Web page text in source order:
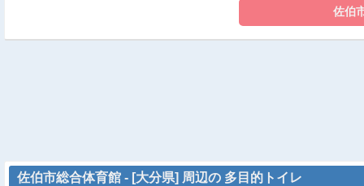
佐伯市総合体育館 - [大分県] 周辺の 多目的トイレ